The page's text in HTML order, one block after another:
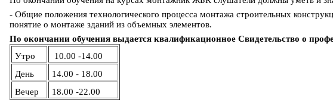
- Общие положения технологического процесса монтажа строительных
понятие о монтаже зданий из объемных элементов.
По окончании обучения выдается квалификационное Свидетельство о
Утро
10.00 -14.00
День
14.00 - 18.00
Вечер
18.00 -22.00